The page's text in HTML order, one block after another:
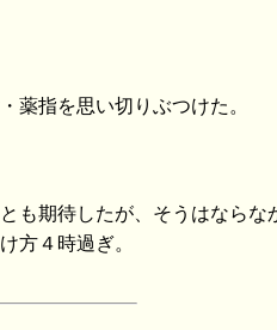
薬指を思い切りぶつけた。
も期待したが、そうはならな
方４時過ぎ。